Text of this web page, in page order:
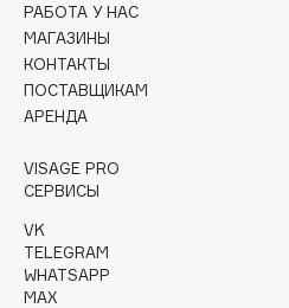
Curaprox
D
DABO
DARLING*
Darphin
Davines
РАБОТА У НАС
МАГАЗИНЫ
КОНТАКТЫ
ПОСТАВЩИКАМ
АРЕНДА
VISAGE PRO
СЕРВИСЫ
VK
TELEGRAM
WHATSAPP
MAX